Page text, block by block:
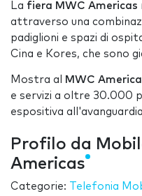
La fiera MWC Americas
attraverso una
padiglioni e spazi di
Cina e Kores, che sono
Mostra al MWC
e servizi a oltre 30.000
espositiva
Profilo da
Americas
Categorie: Telefonia